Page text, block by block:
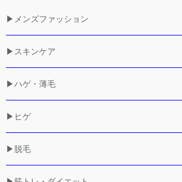
▶メンズファッション
▶スキンケア
▶ハゲ・薄毛
▶ヒゲ
▶脱毛